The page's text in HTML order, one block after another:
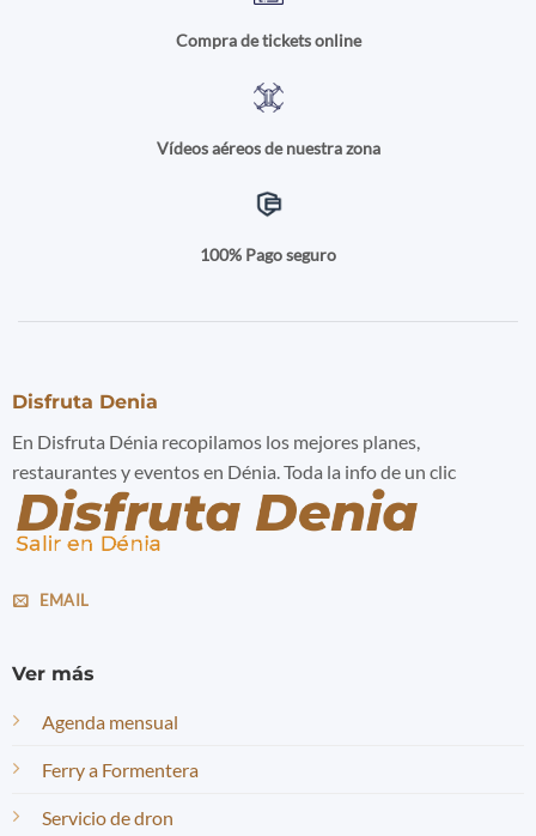
Compra de tickets online
Vídeos aéreos de nuestra zona
100% Pago seguro
Disfruta Denia
En Disfruta Dénia recopilamos los mejores planes,
restaurantes y eventos en Dénia. Toda la info de un clic
EMAIL
Ver más
Agenda mensual
Ferry a Formentera
Servicio de dron